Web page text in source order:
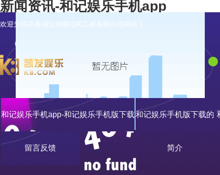
新闻资讯-和记娱乐手机app
欢迎光临济南润弘钢膜结构工程有限公司网站！
和记娱乐手机app-和记娱乐手机版下载和记娱乐手机版下载的
简介
留言反馈